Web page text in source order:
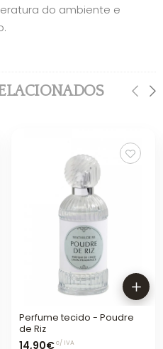
do ambiente e
Perfume tecido - Poudre
de Riz
14,90€ c/ IVA